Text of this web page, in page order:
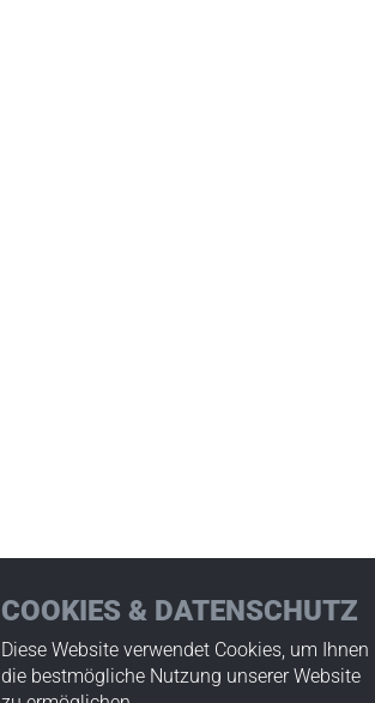
COOKIES & DATENSCHUTZ
Diese Website verwendet Cookies, um Ihnen
die bestmögliche Nutzung unserer Website